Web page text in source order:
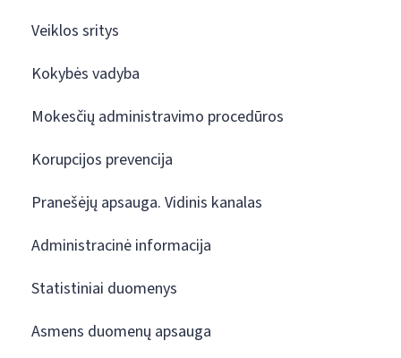
Veiklos sritys
Kokybės vadyba
Mokesčių administravimo procedūros
Korupcijos prevencija
Pranešėjų apsauga. Vidinis kanalas
Administracinė informacija
Statistiniai duomenys
Asmens duomenų apsauga